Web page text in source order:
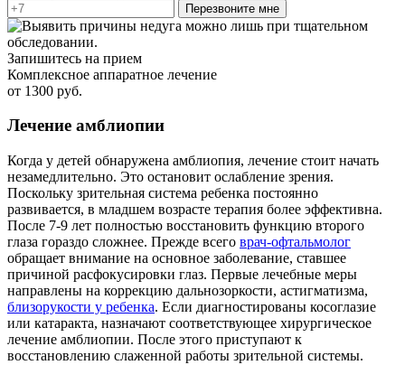
Перезвоните мне
Запишитесь на прием
Комплексное аппаратное лечение
от 1300 руб.
Лечение амблиопии
Когда у детей обнаружена амблиопия, лечение стоит начать
незамедлительно. Это остановит ослабление зрения.
Поскольку зрительная система ребенка постоянно
развивается, в младшем возрасте терапия более эффективна.
После 7-9 лет полностью восстановить функцию второго
глаза гораздо сложнее. Прежде всего врач-офтальмолог
обращает внимание на основное заболевание, ставшее
причиной расфокусировки глаз. Первые лечебные меры
направлены на коррекцию дальнозоркости, астигматизма,
близорукости у ребенка. Если диагностированы косоглазие
или катаракта, назначают соответствующее хирургическое
лечение амблиопии. После этого приступают к
восстановлению слаженной работы зрительной системы.